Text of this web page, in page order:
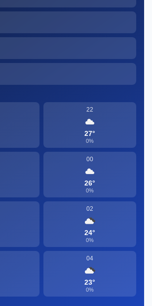
22
27°
0%
00
26°
0%
02
24°
0%
04
23°
0%